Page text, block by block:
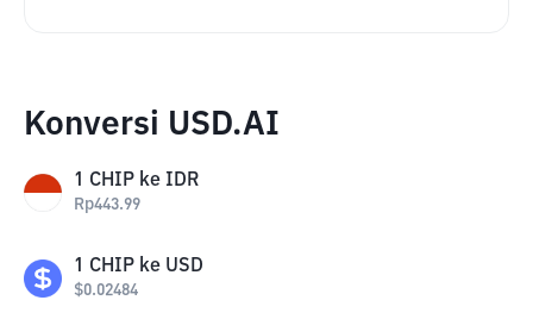
Konversi USD.AI
1 CHIP ke IDR
Rp443.99
1 CHIP ke USD
$0.02484